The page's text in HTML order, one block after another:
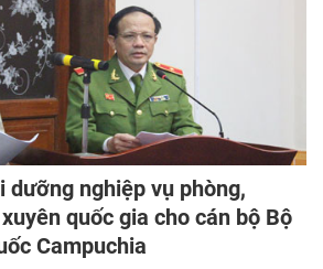
dưỡng nghiệp vụ phòng,
quốc gia cho cán bộ Bộ
Campuchia